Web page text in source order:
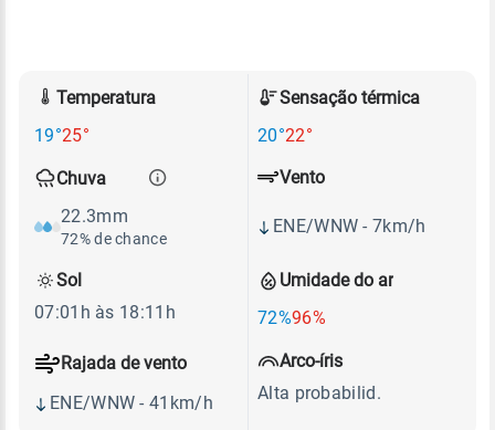
Temperatura
19°25°
Sensação térmica
20°22°
Chuva
22.3mm
72% de chance
Umidade do ar
72%96%
Vento
ENE/WNW - 7km/h
Rajada de vento
ENE/WNW - 41km/h
Sol
07:01h às 18:11h
Arco-íris
Alta probabilid.